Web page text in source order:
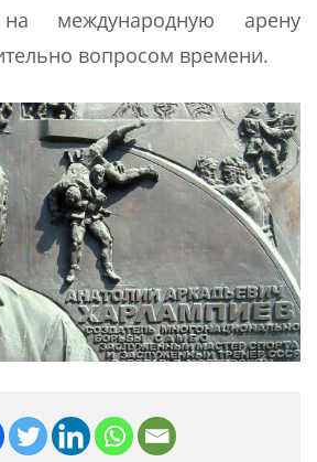
на международную арену
вопросом времени.